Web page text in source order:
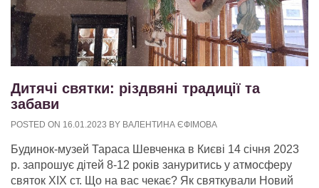
Дитячі святки: різдвяні традиції та
забави
POSTED ON 16.01.2023 BY ВАЛЕНТИНА ЄФІМОВА
Будинок-музей Тараса Шевченка в Києві 14 січня 2023
р. запрошує дітей 8-12 років зануритись у атмосферу
святок ХІХ ст. Що на вас чекає? Як святкували Новий